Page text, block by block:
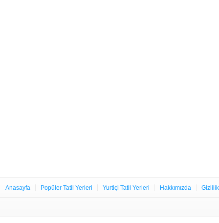
Anasayfa Popüler Tatil Yerleri Yurtiçi Tatil Yerleri Hakkımızda